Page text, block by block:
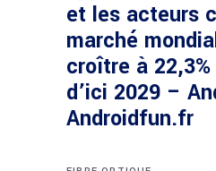
et les acteurs
marché
croître à 22,3%
d’ici 2029 –
Androidfun.fr